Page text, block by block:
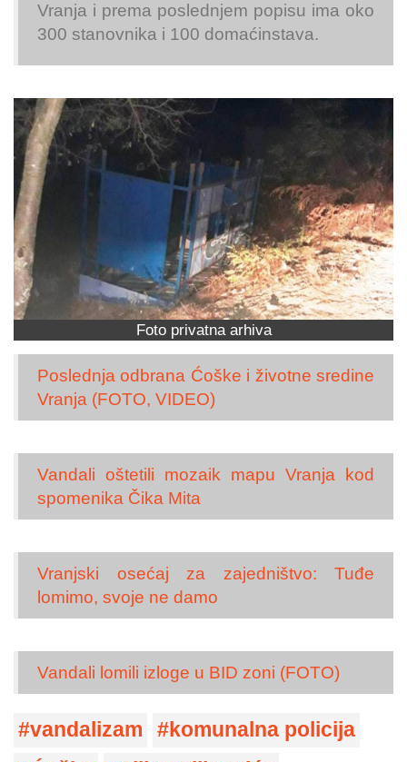
Vranja i prema poslednjem popisu ima oko
300 stanovnika i 100 domaćinstava.
Foto privatna arhiva
Poslednja odbrana Ćoške i životne sredine
Vranja (FOTO, VIDEO)
Vandali oštetili mozaik mapu Vranja kod
spomenika Čika Mita
Vranjski osećaj za zajedništvo: Tuđe
lomimo, svoje ne damo
Vandali lomili izloge u BID zoni (FOTO)
vandalizam
komunalna policija